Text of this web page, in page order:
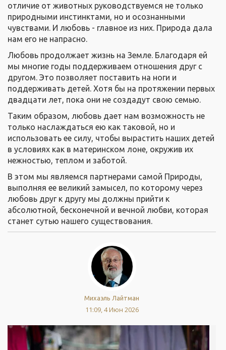
отличие от животных руководствуемся не только
природными инстинктами, но и осознанными
чувствами. И любовь - главное из них. Природа дала
нам его не напрасно.
Любовь продолжает жизнь на Земле. Благодаря ей
мы многие годы поддерживаем отношения друг с
другом. Это позволяет поставить на ноги и
поддерживать детей. Хотя бы на протяжении первых
двадцати лет, пока они не создадут свою семью.
Таким образом, любовь дает нам возможность не
только наслаждаться ею как таковой, но и
использовать ее силу, чтобы вырастить наших детей
в условиях как в материнском лоне, окружив их
нежностью, теплом и заботой.
В этом мы являемся партнерами самой Природы,
выполняя ее великий замысел, по которому через
любовь друг к другу мы должны прийти к
абсолютной, бесконечной и вечной любви, которая
станет сутью нашего существования.
Михаэль Лайтман
11:09, 4 Июн 2026